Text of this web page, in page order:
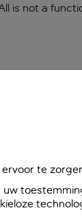
is not a
ervoor te
uw